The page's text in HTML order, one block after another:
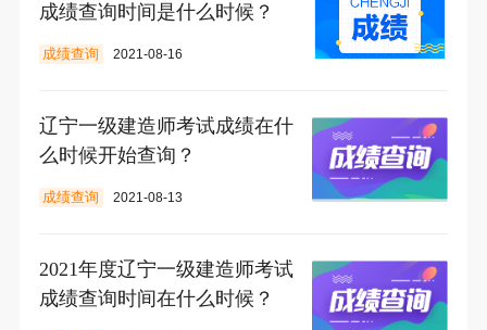
成绩查询时间是什么时候？
成绩查询 2021-08-16
辽宁一级建造师考试成绩在什
么时候开始查询？
成绩查询 2021-08-13
2021年度辽宁一级建造师考试
成绩查询时间在什么时候？